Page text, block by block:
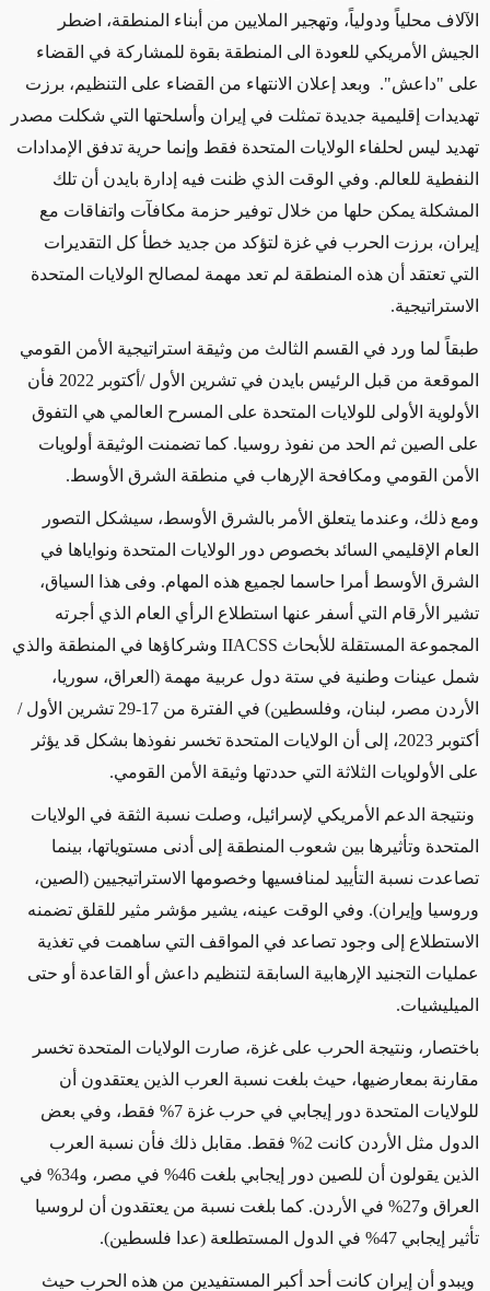
الآلاف محلياً ودولياً، وتهجير الملايين من أبناء المنطقة، اضطر
الجيش الأمريكي للعودة الى المنطقة بقوة للمشاركة في القضاء
على "داعش". وبعد إعلان الانتهاء من القضاء على التنظيم، برزت
تهديدات إقليمية جديدة تمثلت في إيران وأسلحتها التي شكلت مصدر
تهديد ليس لحلفاء الولايات المتحدة فقط وإنما حرية تدفق الإمدادات
النفطية للعالم. وفي الوقت الذي ظنت فيه إدارة بايدن أن تلك
المشكلة يمكن حلها من خلال توفير حزمة مكافآت واتفاقات مع
إيران، برزت الحرب في غزة لتؤكد من جديد خطأ كل التقديرات
التي تعتقد أن هذه المنطقة لم تعد مهمة لمصالح الولايات المتحدة
الاستراتيجية.
طبقاً لما ورد في القسم الثالث من وثيقة استراتيجية الأمن القومي
الموقعة من قبل الرئيس بايدن في تشرين الأول /أكتوبر 2022 فأن
الأولوية الأولى للولايات المتحدة على المسرح العالمي هي التفوق
على الصين ثم
الحد من نفوذ روسيا. كما تضمنت الوثيقة أولويات
الأمن القومي ومكافحة الإرهاب في منطقة الشرق الأوسط.
ومع ذلك، وعندما يتعلق الأمر بالشرق الأوسط، سيشكل التصور
العام الإقليمي السائد بخصوص دور الولايات المتحدة ونواياها في
الشرق الأوسط أمرا حاسما لجميع هذه المهام. وفى هذا السياق،
تشير الأرقام التي أسفر عنها استطلاع الرأي العام الذي أجرته
المجموعة المستقلة للأبحاث IIACSS وشركاؤها في المنطقة والذي
شمل عينات وطنية في ستة دول عربية مهمة (العراق، سوريا،
الأردن مصر، لبنان، وفلسطين) في الفترة من 17-29 تشرين الأول /
أكتوبر 2023، إلى أن الولايات المتحدة تخسر نفوذها بشكل قد يؤثر
على الأولويات الثلاثة التي حددتها وثيقة الأمن القومي.
ونتيجة الدعم الأمريكي لإسرائيل، وصلت نسبة الثقة في الولايات
المتحدة وتأثيرها بين شعوب المنطقة إلى أدنى مستوياتها، بينما
تصاعدت نسبة التأييد لمنافسيها وخصومها الاستراتيجيين (الصين،
وروسيا وإيران). وفي الوقت عينه، يشير مؤشر مثير للقلق تضمنه
الاستطلاع إلى وجود تصاعد في المواقف التي ساهمت في تغذية
عمليات التجنيد الإرهابية السابقة لتنظيم داعش أو القاعدة أو حتى
الميليشيات.
باختصار، ونتيجة الحرب على غزة، صارت الولايات المتحدة تخسر
مقارنة بمعارضيها، حيث بلغت نسبة العرب الذين يعتقدون أن
للولايات المتحدة دور إيجابي في حرب غزة 7% فقط، وفي بعض
الدول مثل الأردن كانت 2% فقط. مقابل ذلك فأن نسبة العرب
الذين يقولون أن للصين دور إيجابي بلغت 46% في مصر، و34% في
العراق و27% في الأردن. كما بلغت نسبة من يعتقدون أن لروسيا
تأثير إيجابي 47% في الدول المستطلعة (عدا فلسطين).
ويبدو أن إيران كانت أحد أكبر المستفيدين من هذه الحرب حيث